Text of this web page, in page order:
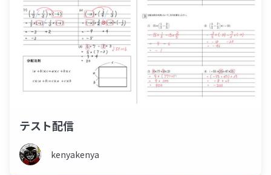
テスト配信
kenyakenya